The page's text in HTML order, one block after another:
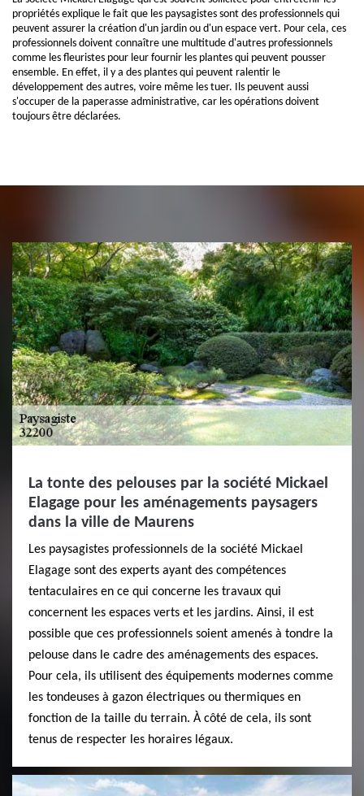
propriétés explique le fait que les paysagistes sont des professionnels qui
peuvent assurer la création d'un jardin ou d'un espace vert. Pour cela, ces
professionnels doivent connaître une multitude d'autres professionnels
comme les fleuristes pour leur fournir les plantes qui peuvent pousser
ensemble. En effet, il y a des plantes qui peuvent ralentir le
développement des autres, voire même les tuer. Ils peuvent aussi
s'occuper de la paperasse administrative, car les opérations doivent
toujours être déclarées.
La tonte des pelouses par la société Mickael
Elagage pour les aménagements paysagers
dans la ville de Maurens
Les paysagistes professionnels de la société Mickael
Elagage sont des experts ayant des compétences
tentaculaires en ce qui concerne les travaux qui
concernent les espaces verts et les jardins. Ainsi, il est
possible que ces professionnels soient amenés à tondre la
pelouse dans le cadre des aménagements des espaces.
Pour cela, ils utilisent des équipements modernes comme
les tondeuses à gazon électriques ou thermiques en
fonction de la taille du terrain. À côté de cela, ils sont
tenus de respecter les horaires légaux.